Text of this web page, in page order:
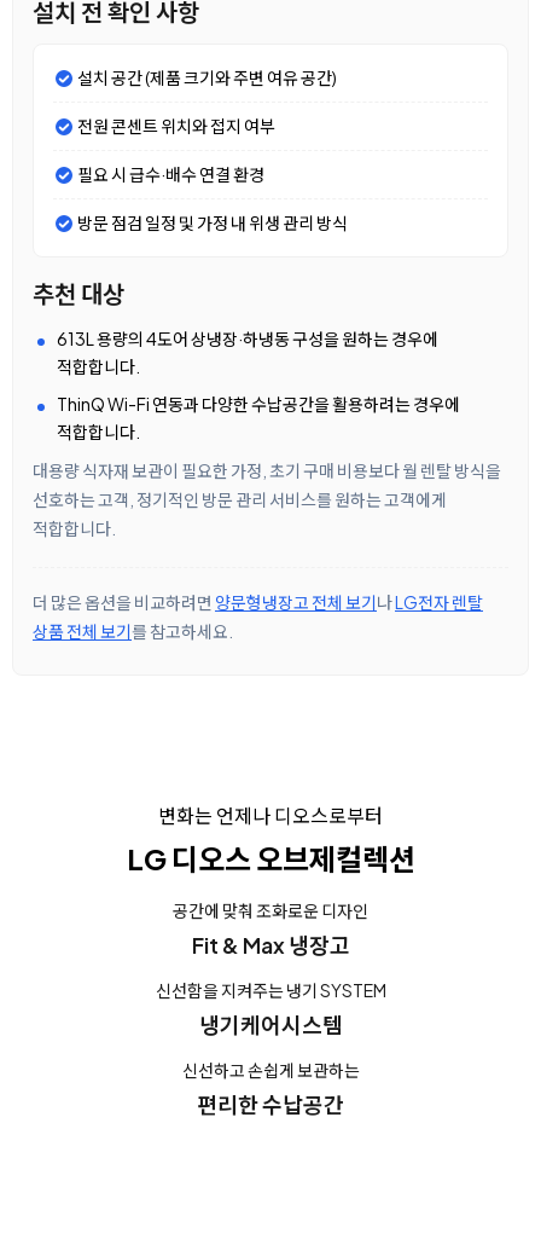
설치 전 확인 사항
설치 공간 (제품 크기와 주변 여유 공간)
전원 콘센트 위치와 접지 여부
필요 시 급수·배수 연결 환경
방문 점검 일정 및 가정 내 위생 관리 방식
추천 대상
613L 용량의 4도어 상냉장·하냉동 구성을 원하는 경우에
적합합니다.
ThinQ Wi-Fi 연동과 다양한 수납공간을 활용하려는 경우에
적합합니다.
대용량 식자재 보관이 필요한 가정, 초기 구매 비용보다 월 렌탈 방식을
선호하는 고객, 정기적인 방문 관리 서비스를 원하는 고객에게
적합합니다.
더 많은 옵션을 비교하려면 양문형냉장고 전체 보기나LG전자 렌탈
상품 전체 보기를 참고하세요.
변화는 언제나 디오스로부터
LG 디오스 오브제컬렉션
공간에 맞춰 조화로운 디자인
Fit & Max 냉장고
신선함을 지켜주는 냉기 SYSTEM
냉기케어시스템
신선하고 손쉽게 보관하는
편리한 수납공간